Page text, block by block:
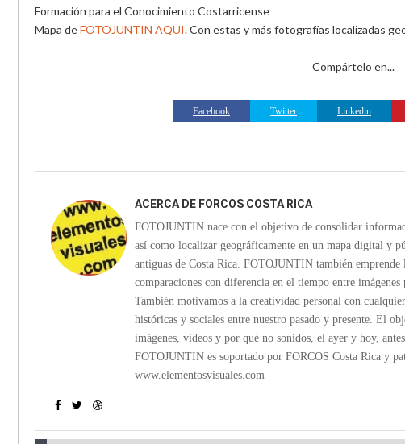
Formación para el Conocimiento Costarricense
Mapa deFOTOJUNTIN AQUI. Con estas y más fotografías localizadas
Compártelo en...
Facebook Twitter Linkedin
ACERCA DE FORCOS COSTA RICA
FOTOJUNTIN nace con el objetivo de consolidar
así como localizar geográficamente en un mapa digital y
antiguas de Costa Rica. FOTOJUNTIN también
comparaciones con diferencia en el tiempo entre imágenes
También motivamos a la creatividad personal con
históricas y sociales entre nuestro pasado y presente. El
imágenes, videos y por qué no sonidos, el ayer y hoy,
FOTOJUNTIN es soportado por FORCOS Costa Rica y
www.elementosvisuales.com